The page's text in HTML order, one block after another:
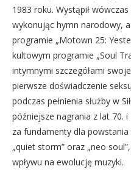
1983 roku. Wystąpił
wykonując hymn narodowy,
programie „Motown 25:
kultowym programie „Soul
intymnymi szczegółami
pierwsze doświadczenie
podczas pełnienia służby w
późniejsze nagrania z lat 70.
za fundamenty dla
„quiet storm” oraz „neo
wpływu na ewolucję muzyki.